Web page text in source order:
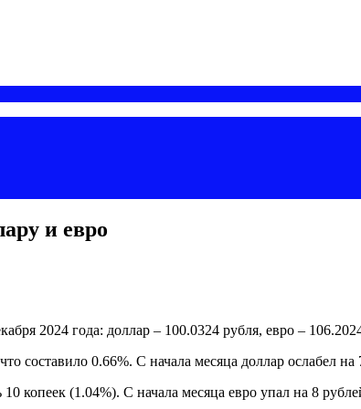
и евро
2024 года: доллар – 100.0324 рубля, евро –
составило 0.66%. С начала месяца доллар ослабел на
копеек (1.04%). С начала месяца евро упал на 8